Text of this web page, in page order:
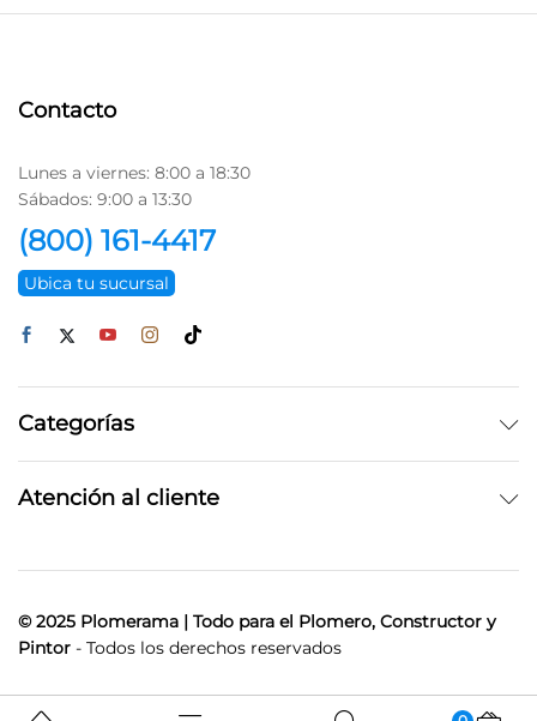
Contacto
Lunes a viernes: 8:00 a 18:30
Sábados: 9:00 a 13:30
(800) 161-4417
Ubica tu sucursal
Categorías
Atención al cliente
© 2025 Plomerama | Todo para el Plomero, Constructor y
Pintor - Todos los derechos reservados